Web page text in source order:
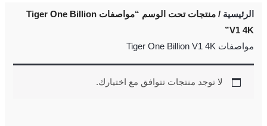
الرئيسية
/ منتجات تحت الوسم “مواصفات Tiger One Billion
V1 4K”
مواصفات Tiger One Billion V1 4K
لا توجد منتجات تتوافق مع اختيارك.